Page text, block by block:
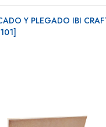
Y PLEGADO IBI